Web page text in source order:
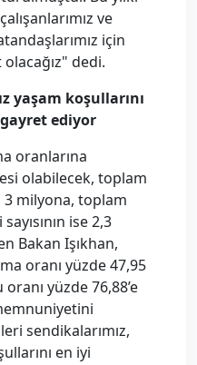
ve
için
dedi.
yaşam koşullarını
ediyor
oranlarına
olabilecek, toplam
3 milyona, toplam
ise 2,3
Bakan Işıkhan,
oranı yüzde 47,95
yüzde 76,88’e
sendikalarımız,
en iyi